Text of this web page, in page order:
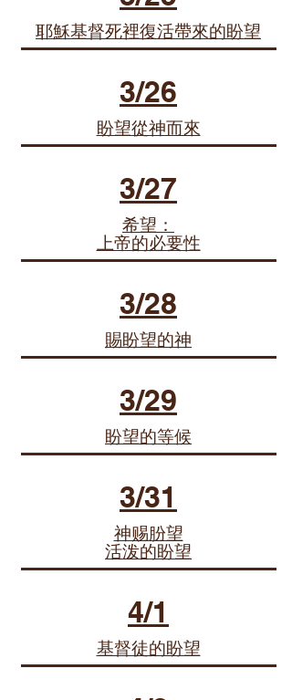
耶穌基督死裡復活帶來的盼望
3/26
盼望從神而來
3/27
希望：
上帝的必要性
3/28
賜盼望的神
3/29
盼望的等候
3/31
神赐朌望
活泼的盼望
4/1
基督徒的盼望